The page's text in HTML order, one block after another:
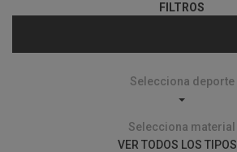
FILTROS
Selecciona deporte
Selecciona material
VER TODOS LOS TIPOS